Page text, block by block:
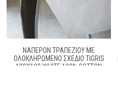
ΝΑΠΕΡΌΝ ΤΡΑΠΕΖΊΟΥ ΜΕ
ΟΛΟΚΛΗΡΩΜΈΝΟ ΣΧΈΔΙΟ TIGRIS
100X100 WHITE 100% COTTON